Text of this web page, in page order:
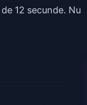
12 secunde. Nu